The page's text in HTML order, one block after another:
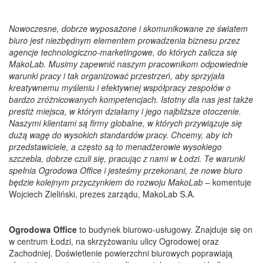
Nowoczesne, dobrze wyposażone i skomunikowane ze światem
biuro jest niezbędnym elementem prowadzenia biznesu przez
agencje technologiczno-marketingowe, do których zalicza się
MakoLab. Musimy zapewnić naszym pracownikom odpowiednie
warunki pracy i tak organizować przestrzeń, aby sprzyjała
kreatywnemu myśleniu i efektywnej współpracy zespołów o
bardzo zróżnicowanych kompetencjach. Istotny dla nas jest także
prestiż miejsca, w którym działamy i jego najbliższe otoczenie.
Naszymi klientami są firmy globalne, w których przywiązuje się
dużą wagę do wysokich standardów pracy. Chcemy, aby ich
przedstawiciele, a często są to menadżerowie wysokiego
szczebla, dobrze czuli się, pracując z nami w Łodzi. Te warunki
spełnia Ogrodowa Office i jesteśmy przekonani, że nowe biuro
będzie kolejnym przyczynkiem do rozwoju MakoLab – komentuje
Wojciech Zieliński, prezes zarządu, MakoLab S.A.
Ogrodowa Office to budynek biurowo-usługowy. Znajduje się on
w centrum Łodzi, na skrzyżowaniu ulicy Ogrodowej oraz
Zachodniej. Doświetlenie powierzchni biurowych poprawiają